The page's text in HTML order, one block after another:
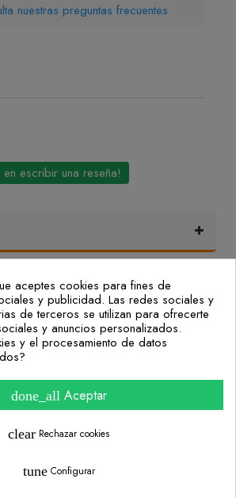
nuestras preguntas frecuentes
en escribir una reseña!
nuestras preguntas frecuentes
y Posicionamiento SEO - Loadical Estudio
aceptes cookies para fines de
y publicidad. Las redes sociales y
de terceros se utilizan para ofrecerte
y anuncios personalizados.
y el procesamiento de datos
done_all Aceptar
clear Rechazar cookies
tune Configurar